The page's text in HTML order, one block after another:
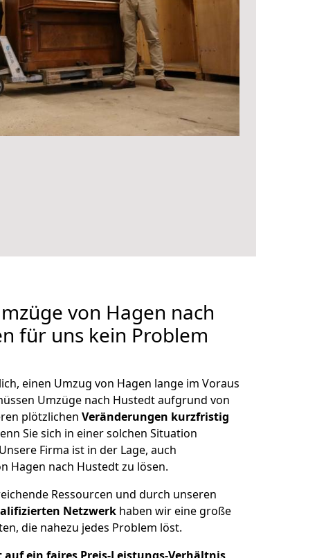
von Hagen nach
für uns kein Problem
einen Umzug von Hagen lange im Voraus
Umzüge nach Hustedt aufgrund von
plötzlichen Veränderungen kurzfristig
Sie sich in einer solchen Situation
Firma ist in der Lage, auch
Hagen nach Hustedt zu lösen.
Ressourcen und durch unseren
Netzwerk haben wir eine große
die nahezu jedes Problem löst.